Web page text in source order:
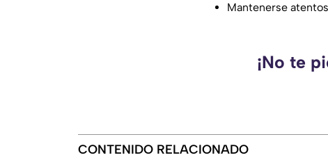
Mantenerse
¡No te
CONTENIDO RELACIONADO